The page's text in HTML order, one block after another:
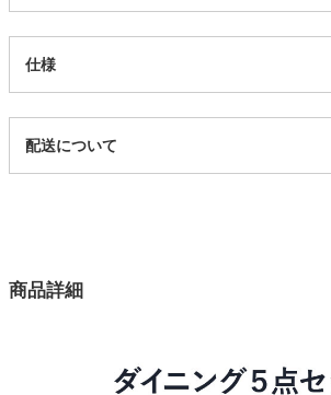
デスクGYBEチェアBR/5ds03003724
デスクBKチェアIV/5ds03003725
デスクBKチェアCAM/5ds03003726
仕様
5ds03003719
12色
配送について
商品詳細